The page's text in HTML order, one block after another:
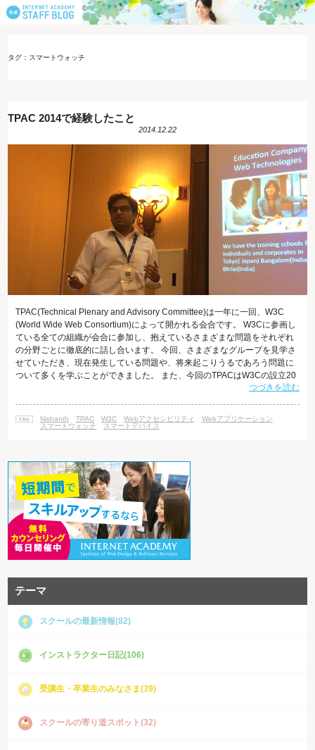
タグ：スマートウォッチ
TPAC 2014で経験したこと
2014.12.22
TPAC(Technical Plenary and Advisory Committee)は一年に一回、W3C
(World Wide Web Consortium)によって開かれる会合です。 W3Cに参画し
ている全ての組織が会合に参加し、抱えているさまざまな問題をそれぞれ
の分野ごとに徹底的に話し合います。 今回、さまざまなグループを見学さ
せていただき、現在発生している問題や、将来起こりうるであろう問題に
ついて多くを学ぶことができました。 また、今回のTPACはW3Cの設立20
周年を記念するものでもありました。 まずはじめに、どのように議論が行
ループでは、
つづきを読む
Nishanth TPAC W3C Webアクセシビリティ
Webアプリケーション
スマートウォッチ
スマートデバイス
テーマ
スクールの最新情報(82)
インストラクター日記(106)
受講生・卒業生のみなさま(39)
スクールの寄り道スポット(32)